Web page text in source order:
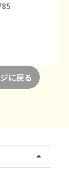
に戻る
arrow_drop_up